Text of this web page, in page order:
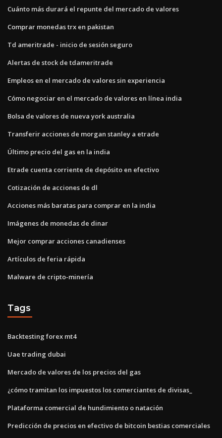
Cuánto más durará el repunte del mercado de valores
Comprar monedas trx en pakistan
Td ameritrade - inicio de sesión seguro
Alertas de stock de tdameritrade
Empleos en el mercado de valores sin experiencia
Cómo negociar en el mercado de valores en línea india
Bolsa de valores de nueva york australia
Transferir acciones de morgan stanley a etrade
Último precio del gas en la india
Etrade cuenta corriente de depósito en efectivo
Cotización de acciones de dl
Acciones más baratas para comprar en la india
Imágenes de monedas de dinar
Mejor comprar acciones canadienses
Artículos de feria rápida
Malware de cripto-minería
Tags
Backtesting forex mt4
Uae trading dubai
Mercado de valores de los precios del gas
¿cómo tramitan los impuestos los comerciantes de divisas_
Plataforma comercial de hundimiento o natación
Predicción de precios en efectivo de bitcoin bestias comerciales